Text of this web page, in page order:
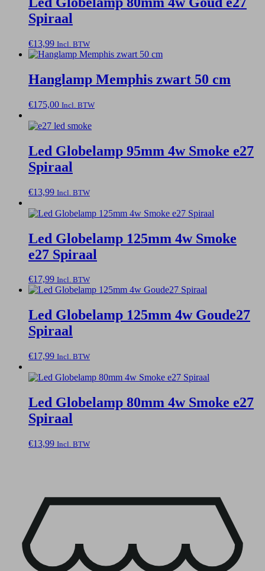
Spiraal
€13,99 Incl. BTW
Hanglamp Memphis zwart 50 cm
€175,00 Incl. BTW
Led Globelamp 95mm 4w Smoke e27
Spiraal
€13,99 Incl. BTW
Led Globelamp 125mm 4w Smoke
e27 Spiraal
€17,99 Incl. BTW
Led Globelamp 125mm 4w Goude27
Spiraal
€17,99 Incl. BTW
Led Globelamp 80mm 4w Smoke e27
Spiraal
€13,99 Incl. BTW